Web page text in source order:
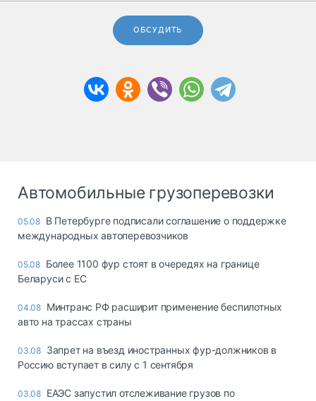
ОБСУДИТЬ
Автомобильные грузоперевозки
05.08 В Петербурге подписали соглашение о поддержке
международных автоперевозчиков
05.08 Более 1100 фур стоят в очередях на границе
Беларуси с ЕС
04.08 Минтранс РФ расширит применение беспилотных
авто на трассах страны
03.08 Запрет на въезд иностранных фур-должников в
Россию вступает в силу с 1 сентября
03.08 ЕАЭС запустил отслеживание грузов по